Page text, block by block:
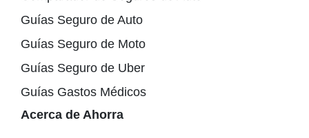
Guías Seguro de Auto
Guías Seguro de Moto
Guías Seguro de Uber
Guías Gastos Médicos
Acerca de Ahorra